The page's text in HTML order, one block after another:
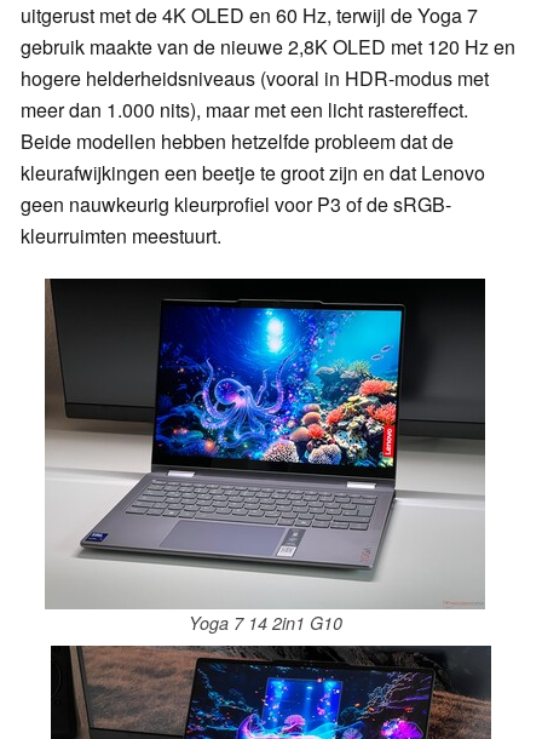
uitgerust met de 4K OLED en 60 Hz, terwijl de Yoga 7
gebruik maakte van de nieuwe 2,8K OLED met 120 Hz en
hogere helderheidsniveaus (vooral in HDR-modus met
meer dan 1.000 nits), maar met een licht rastereffect.
Beide modellen hebben hetzelfde probleem dat de
kleurafwijkingen een beetje te groot zijn en dat Lenovo
geen nauwkeurig kleurprofiel voor P3 of de sRGB-
kleurruimten meestuurt.
Yoga 7 14 2in1 G10